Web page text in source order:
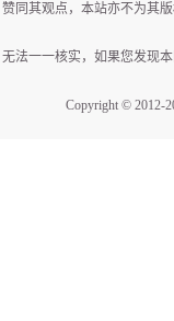
赞同其观点，本站亦不为其
无法一一核实，如果您发现
Copyright © 2012-